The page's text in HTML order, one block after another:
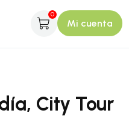
0
Mi cuenta
City Tour